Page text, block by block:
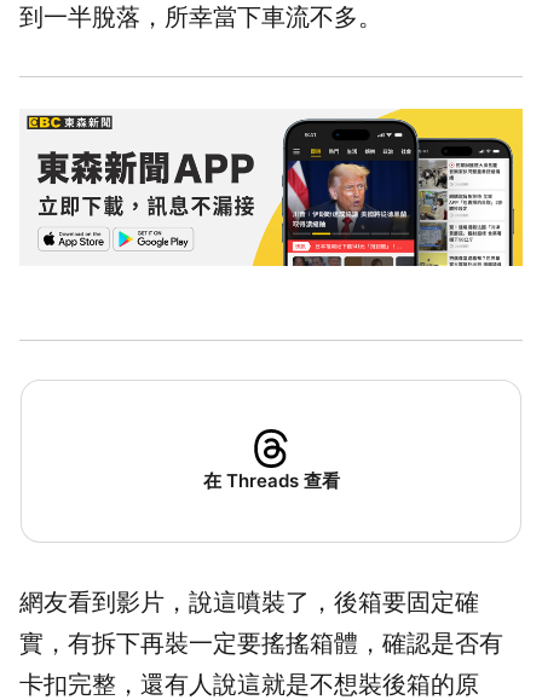
到一半脫落，所幸當下車流不多。
在 Threads 查看
網友看到影片，說這噴裝了，後箱要固定確
實，有拆下再裝一定要搖搖箱體，確認是否有
卡扣完整，還有人說這就是不想裝後箱的原